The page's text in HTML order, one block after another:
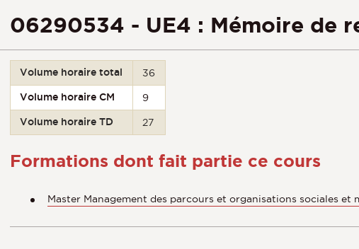
06290534 - UE4 : Mémoire de
Volume horaire total 36
Volume horaire CM 9
Volume horaire TD 27
Formations dont fait partie ce cours
Master Management des parcours et organisations sociales